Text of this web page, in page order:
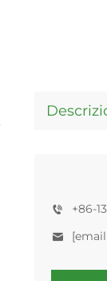
+86-